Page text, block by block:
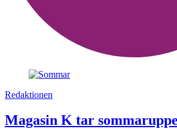
Redaktionen
Magasin K tar